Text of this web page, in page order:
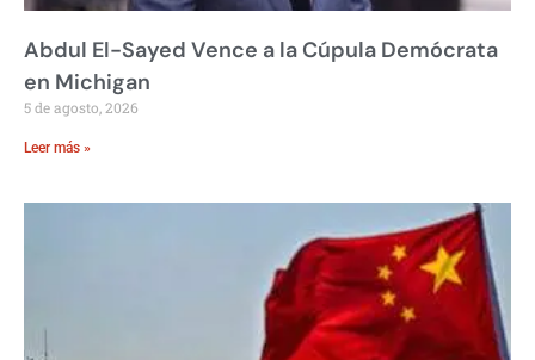
Abdul El-Sayed Vence a la Cúpula Demócrata
en Michigan
5 de agosto, 2026
Leer más »